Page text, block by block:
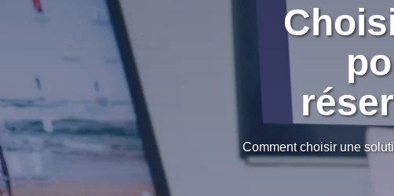
Comment choisir une